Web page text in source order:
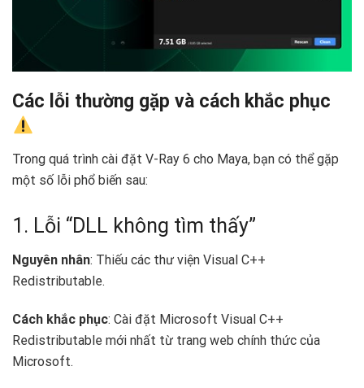
Các lỗi thường gặp và cách khắc phục
Trong quá trình cài đặt V-Ray 6 cho Maya, bạn có thể gặp
một số lỗi phổ biến sau:
1. Lỗi “DLL không tìm thấy”
Nguyên nhân: Thiếu các thư viện Visual C++
Redistributable.
Cách khắc phục: Cài đặt Microsoft Visual C++
Redistributable mới nhất từ trang web chính thức của
Microsoft.